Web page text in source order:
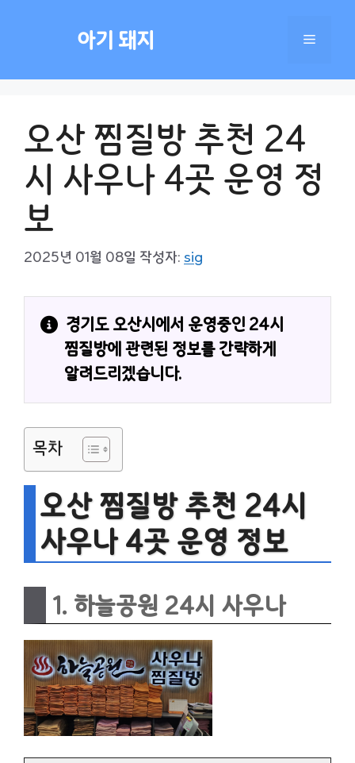
아기 돼지 메
오산 찜질방 추천 24
시 사우나 4곳 운영 정
보
2025년 01월 08일 작성자: sig
경기도 오산시에서 운영중인 24시
찜질방에 관련된 정보를 간략하게
알려드리겠습니다.
목차
오산 찜질방 추천 24시
사우나 4곳 운영 정보
1. 하늘공원 24시 사우나